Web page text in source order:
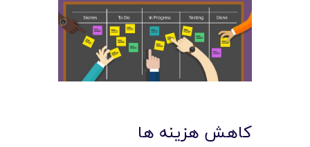
کاهش هزینه‌ ها